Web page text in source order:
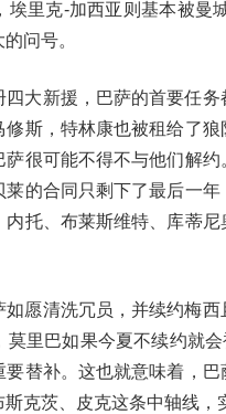
埃里克-加西亚则基本被
问号。
大新援，巴萨的首要任
修斯，特林康也被租给了
萨很可能不得不与他们解
的合同只剩下了最后一
托、布莱斯维特、库蒂
愿清洗冗员，并续约梅
莫里巴如果今夏不续约就
替补。这也就意味着，
斯克茨、皮克这条中轴线